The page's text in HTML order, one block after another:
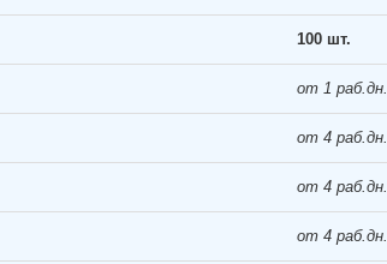
100 шт.
от 1 раб.дн.
от 4 раб.дн.
от 4 раб.дн.
от 4 раб.дн.